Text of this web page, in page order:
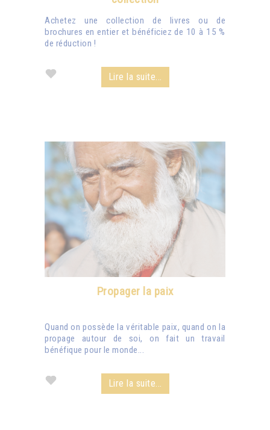
Achetez une collection de livres ou de
brochures en entier et bénéficiez de 10 à 15 %
de réduction !
Lire la suite...
Propager la paix
Quand on possède la véritable paix, quand on la
propage autour de soi, on fait un travail
bénéfique pour le monde...
Lire la suite...